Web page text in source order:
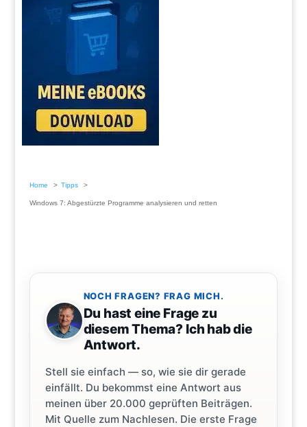
Home Tipps
Windows 7: Abgestürzte Programme analysieren und retten
NOCH FRAGEN? FRAG MICH.
Du hast eine Frage zu
diesem Thema? Ich hab die
Antwort.
Stell sie einfach — so, wie sie dir gerade
einfällt. Du bekommst eine Antwort aus
meinen über 20.000 geprüften Beiträgen.
Mit Quelle zum Nachlesen. Die erste Frage